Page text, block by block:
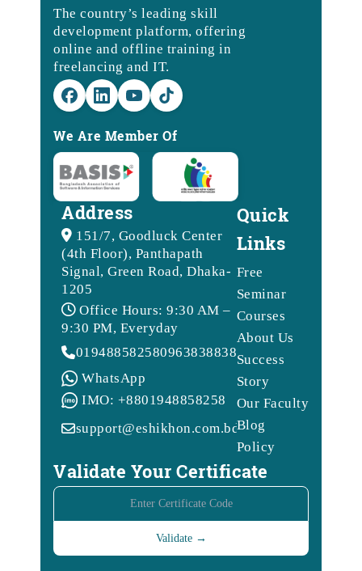
The country’s leading skill
development platform, offering
online and offline training in
freelancing and IT.
We Are Member Of
Address
151/7, Goodluck Center
(4th Floor), Panthapath
Signal, Green Road, Dhaka-
1205
Office Hours: 9:30 AM –
9:30 PM, Everyday
0194885825809638388388
WhatsApp
IMO: +8801948858258
support@eshikhon.com.bd
Quick
Links
Free
Seminar
Courses
About Us
Success
Story
Our Faculty
Blog
Policy
Validate Your Certificate